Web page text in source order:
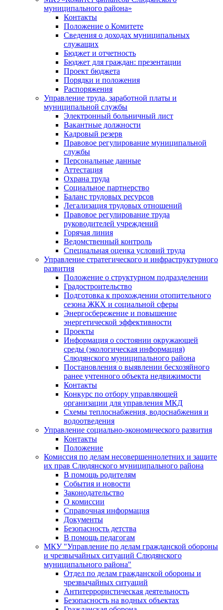
муниципального района»
Контакты
Положение о Комитете
Сведения о доходах муниципальных
служащих
Бюджет и отчетность
Бюджет для граждан: презентации
Проект бюджета
Порядки и положения
Распоряжения
Управление труда, заработной платы и
муниципальной службы
Электронный больничный лист
Вакантные должности
Кадровый резерв
Правовое регулирование муниципальной
службы
Персональные данные
Аттестация
Охрана труда
Социальное партнерство
Баланс трудовых ресурсов
Легализация трудовых отношений
Правовое регулирование труда
руководителей учреждений
Горячая линия
Ведомственный контроль
Специальная оценка условий труда
Управление стратегического и инфраструктурного
развития
Положение о структурном подразделении
Градостроительство
Подготовка к прохождении отопительного
сезона ЖКХ и социальной сферы
Энергосбережение и повышение
энергетической эффективности
Проекты
Информация о состоянии окружающей
среды (экологическая информация)
Слюдянского муниципального района
Постановления о выявлении бесхозяйного
ранее учтенного объекта недвижимости
Контакты
Конкурс по отбору управляющей
организации для управления МКД
Схемы теплоснабжения, водоснабжения и
водоотведения
Управление социально-экономического развития
Контакты
Положение
Комиссия по делам несовершеннолетних и защите
их прав Слюдянского муниципального района
В помощь родителям
События и новости
Законодательство
О комиссии
Справочная информация
Документы
Безопасность детства
В помощь педагогам
МКУ "Управление по делам гражданской обороны
и чрезвычайных ситуаций Слюдянского
муниципального района"
Отдел по делам гражданской обороны и
чрезвычайных ситуаций
Антитеррористическая деятельность
Безопасность на водных объектах